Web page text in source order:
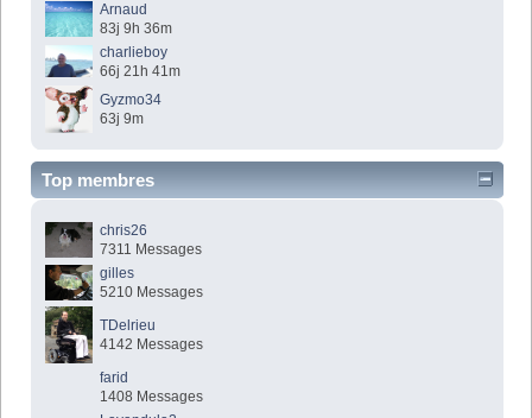
Arnaud
83j 9h 36m
charlieboy
66j 21h 41m
Gyzmo34
63j 9m
Top membres
chris26
7311 Messages
gilles
5210 Messages
TDelrieu
4142 Messages
farid
1408 Messages